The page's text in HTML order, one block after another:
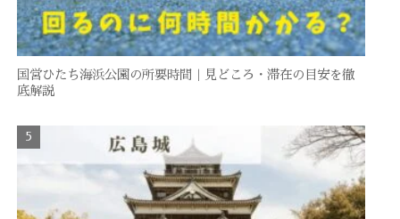
国営ひたち海浜公園の所要時間｜見どころ・滞在の目安を徹
底解説